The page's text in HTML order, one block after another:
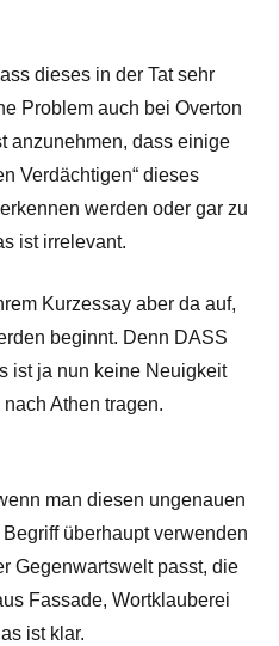
dieses in der Tat sehr
Problem auch bei Overton
anzunehmen, dass einige
Verdächtigen“ dieses
werden oder gar zu
ist irrelevant.
Kurzessay aber da auf,
beginnt. Denn DASS
ist ja nun keine Neuigkeit
Athen tragen.
man diesen ungenauen
überhaupt verwenden
Gegenwartswelt passt, die
Fassade, Wortklauberei
ist klar.